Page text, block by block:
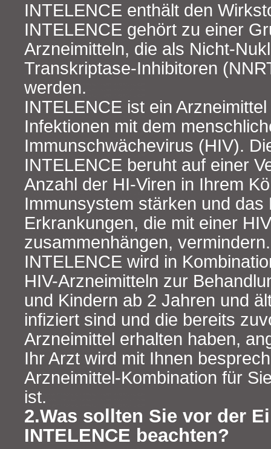
INTELENCE enthält den
INTELENCE gehört zu einer
Arzneimitteln, die als Nicht-
Transkriptase-Inhibitoren
werden.
INTELENCE ist ein
Infektionen mit dem
Immunschwächevirus (HIV).
INTELENCE beruht auf einer
Anzahl der HI‑Viren in Ihrem
Immunsystem stärken und das
Erkrankungen, die mit einer
zusammenhängen, vermindern.
INTELENCE wird in
HIV-Arzneimitteln zur
und Kindern ab 2 Jahren und
infiziert sind und die bereits
Arzneimittel erhalten haben,
Ihr Arzt wird mit Ihnen
Arzneimittel-Kombination für
ist.
2.Was sollten Sie vor der
INTELENCE beachten?